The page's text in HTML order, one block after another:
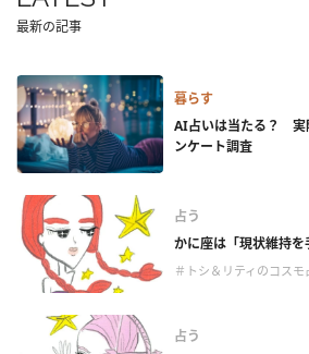
最新の記事
暮らす
AI占いは当たる？ 実
ンケート調査
占う
かに座は「現状維持を
＃トシ＆リティのコスモ
占う